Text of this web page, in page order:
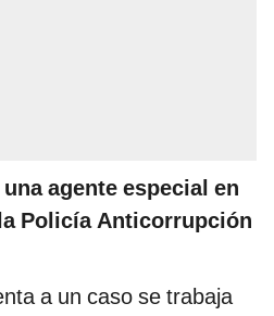
agente especial en
Policía Anticorrupción
a un caso se trabaja